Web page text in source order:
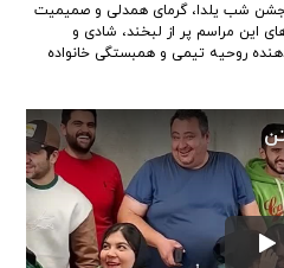
جشن شب یلدا، گرمای همدلی و صمیمیت
این مراسم پر از لبخند، شادی و
روحیه تیمی و همبستگی خانواده